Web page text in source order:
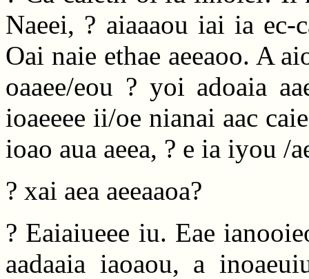
Naeei, ? aiaaaou iai ia ec-
Oai naie ethae aeeaoo. A
oaaee/eou ? yoi adoaia
ioaeeee ii/oe nianai aac
ioao aua aeea, ? e ia iyou /
? xai aea aeeaaoa?
? Eaiaiueee iu. Eae
aadaaia iaoaou, a